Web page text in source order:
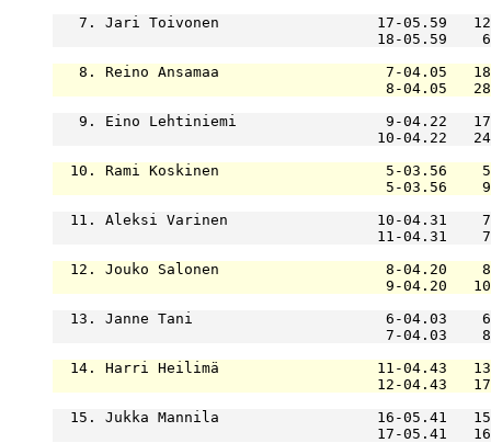
7. Jari Toivonen                  17-05.59
18-05.59
8. Reino Ansamaa                   7-04.05
8-04.05
9. Eino Lehtiniemi                 9-04.22
10-04.22
10. Rami Koskinen                   5-03.56
5-03.56
11. Aleksi Varinen                 10-04.31
11-04.31
12. Jouko Salonen                   8-04.20
9-04.20
13. Janne Tani                      6-04.03
7-04.03
14. Harri Heilimä                  11-04.43
12-04.43
15. Jukka Mannila                  16-05.41
17-05.41